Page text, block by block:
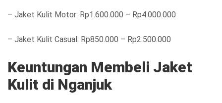
– Jaket Kulit Motor: Rp1.600.000 – Rp4.000.000
– Jaket Kulit Casual: Rp850.000 – Rp2.500.000
Keuntungan Membeli Jaket
Kulit di Nganjuk